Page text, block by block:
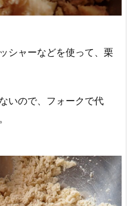
シャーなどを使って、栗
いので、フォークで代